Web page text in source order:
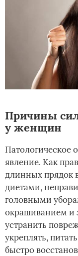
Причины
у женщин
Патологическое
явление. Как
длинных прядок
диетами,
головными
окрашиванием и
устранить
укреплять,
быстро